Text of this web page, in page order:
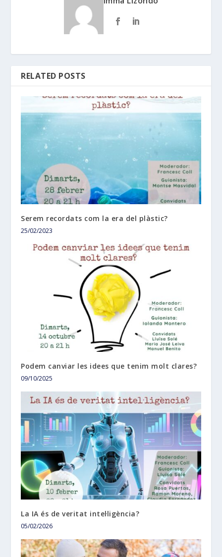
RELATED POSTS
Serem recordats com la era del plàstic?
25/02/2023
Podem canviar les idees que tenim molt clares?
09/10/2025
La IA és de veritat intel·ligència?
05/02/2026